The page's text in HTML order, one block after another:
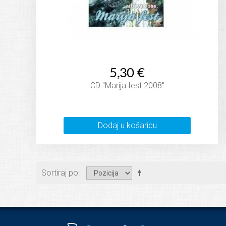
5,30 €
CD "Marija fest 2008"
Dodaj u košaricu
Sortiraj po